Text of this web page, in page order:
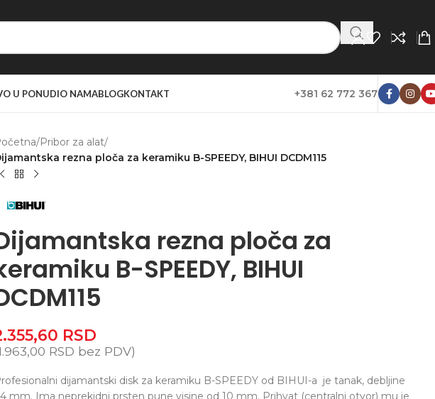
U PONUDIO NAMABLOGKONTAKT +381 62 772 367
/Pribor za alat/
rezna ploča za keramiku B-SPEEDY, BIHUI DCDM115
rezna ploča za
B-SPEEDY, BIHUI
RSD
RSD bez PDV)
dijamantski disk za keramiku B-SPEEDY od BIHUI-a je tanak, debljine
mm. Ima neprekidni prsten pune visine od 10 mm. Prihvat (centralni otvor) mu je